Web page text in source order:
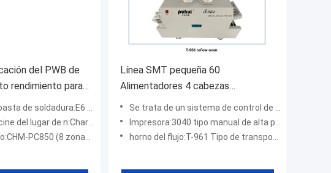
del PWB de
rendimiento para
la electrónica
completamente automático
de n:Charmhigh TS10,TM08
(8 zonas, arriba8+abajo8)
Línea SMT pequeña 60
Alimentadores 4 cabezas
CHMT560P4 Máquina SMT P&P /
horno de reflujo T961 / impresora
de pasta de soldadura 3040
Se trata de un sistema de control de las emisiones de gases de escape.:60 Alimentadores 4 cabezas
Impresora:3040 tipo manual de alta precisión
horno del flujo:T-961 Tipo de transportador